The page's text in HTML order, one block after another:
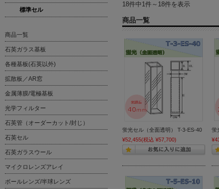
18件中1件～18件を表示
商品一覧
蛍光セル（全面透明） T-3-ES-40
¥52,455(税込 ¥57,700)
蛍
標準セル
商品一覧
石英ガラス基板
各種基板(石英以外)
拡散板／AR窓
金属薄膜/電極基板
光学フィルター
石英管（オーダーカット/封じ）
石英セル
石英ガラスウール
マイクロレンズアレイ
ボールレンズ/半球レンズ